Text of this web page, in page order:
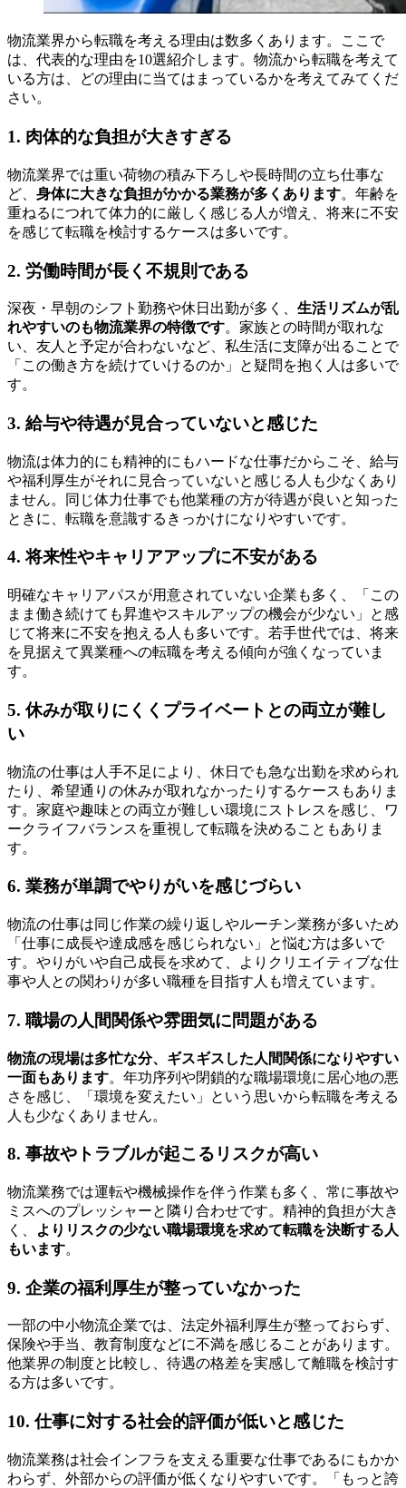
物流業界から転職を考える理由は数多くあります。ここで
は、代表的な理由を10選紹介します。物流から転職を考えて
いる方は、どの理由に当てはまっているかを考えてみてくだ
さい。
1. 肉体的な負担が大きすぎる
物流業界では重い荷物の積み下ろしや長時間の立ち仕事な
ど、 身体に大きな負担がかかる業務が多くあります。年齢を
重ねるにつれて体力的に厳しく感じる人が増え、将来に不安
を感じて転職を検討するケースは多いです。
2. 労働時間が長く不規則である
深夜・早朝のシフト勤務や休日出勤が多く、 生活リズムが乱
れやすいのも物流業界の特徴です。家族との時間が取れな
い、友人と予定が合わないなど、私生活に支障が出ることで
「この働き方を続けていけるのか」と疑問を抱く人は多いで
す。
3. 給与や待遇が見合っていないと感じた
物流は体力的にも精神的にもハードな仕事だからこそ、給与
や福利厚生がそれに見合っていないと感じる人も少なくあり
ません。同じ体力仕事でも他業種の方が待遇が良いと知った
ときに、転職を意識するきっかけになりやすいです。
4. 将来性やキャリアアップに不安がある
明確なキャリアパスが用意されていない企業も多く、「この
まま働き続けても昇進やスキルアップの機会が少ない」と感
じて将来に不安を抱える人も多いです。若手世代では、将来
を見据えて異業種への転職を考える傾向が強くなっていま
す。
5. 休みが取りにくくプライベートとの両立が難し
い
物流の仕事は人手不足により、休日でも急な出勤を求められ
たり、希望通りの休みが取れなかったりするケースもありま
す。家庭や趣味との両立が難しい環境にストレスを感じ、ワ
ークライフバランスを重視して転職を決めることもありま
す。
6. 業務が単調でやりがいを感じづらい
物流の仕事は同じ作業の繰り返しやルーチン業務が多いため
「仕事に成長や達成感を感じられない」と悩む方は多いで
す。やりがいや自己成長を求めて、よりクリエイティブな仕
事や人との関わりが多い職種を目指す人も増えています。
7. 職場の人間関係や雰囲気に問題がある
物流の現場は多忙な分、ギスギスした人間関係になりやすい
一面もあります。年功序列や閉鎖的な職場環境に居心地の悪
さを感じ、「環境を変えたい」という思いから転職を考える
人も少なくありません。
8. 事故やトラブルが起こるリスクが高い
物流業務では運転や機械操作を伴う作業も多く、常に事故や
ミスへのプレッシャーと隣り合わせです。精神的負担が大き
く、
よりリスクの少ない職場環境を求めて転職を決断する人
もいます。
9. 企業の福利厚生が整っていなかった
一部の中小物流企業では、法定外福利厚生が整っておらず、
保険や手当、教育制度などに不満を感じることがあります。
他業界の制度と比較し、待遇の格差を実感して離職を検討す
る方は多いです。
10. 仕事に対する社会的評価が低いと感じた
物流業務は社会インフラを支える重要な仕事であるにもかか
わらず、外部からの評価が低くなりやすいです。「もっと誇